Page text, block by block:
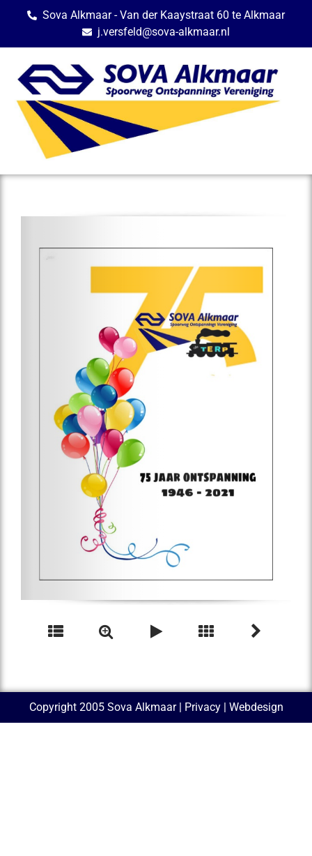
Sova Alkmaar - Van der Kaaystraat 60 te Alkmaar
j.versfeld@sova-alkmaar.nl
Copyright 2005 Sova Alkmaar | Privacy| Webdesign